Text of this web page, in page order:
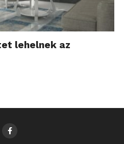
lehelnek az